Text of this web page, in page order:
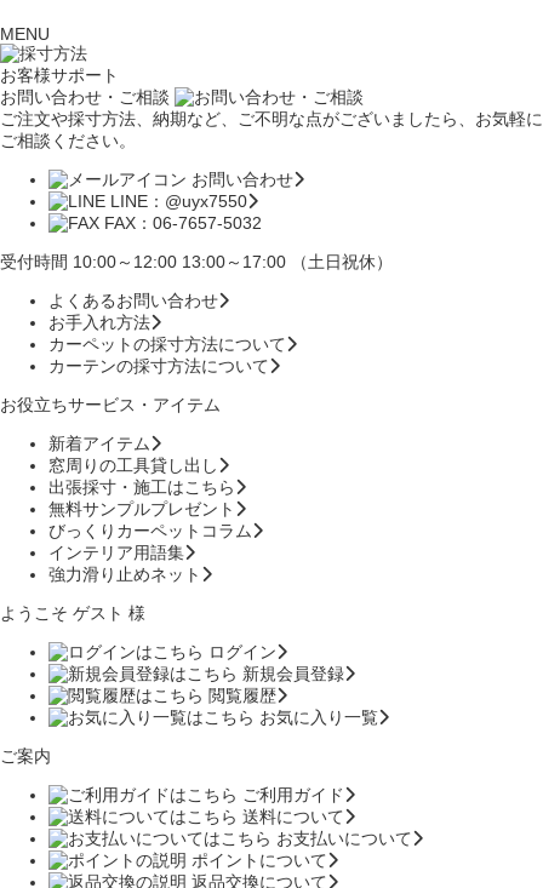
MENU
お客様サポート
お問い合わせ・ご相談
ご注文や採寸方法、納期など、ご不明な点がございましたら、お気軽に
ご相談ください。
お問い合わせ
LINE：@uyx7550
FAX：06-7657-5032
受付時間 10:00～12:00 13:00～17:00 （土日祝休）
よくあるお問い合わせ
お手入れ方法
カーペットの採寸方法について
カーテンの採寸方法について
お役立ちサービス・アイテム
新着アイテム
窓周りの工具貸し出し
出張採寸・施工はこちら
無料サンプルプレゼント
びっくりカーペットコラム
インテリア用語集
強力滑り止めネット
ようこそ ゲスト 様
ログイン
新規会員登録
閲覧履歴
お気に入り一覧
ご案内
ご利用ガイド
送料について
お支払いについて
ポイントについて
返品交換について